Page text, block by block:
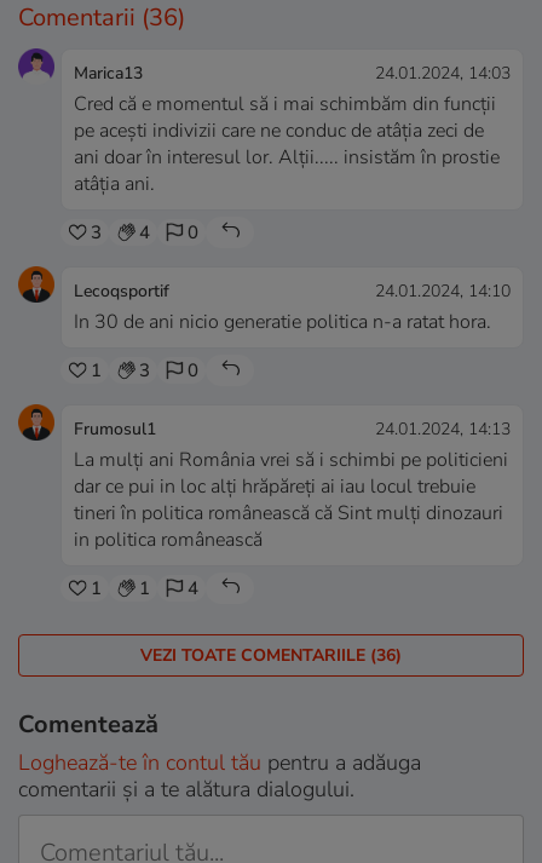
Comentarii (36)
Marica13 24.01.2024, 14:03
Cred că e momentul să i mai schimbăm din funcții
pe acești indivizii care ne conduc de atâția zeci de
ani doar în interesul lor. Alții..... insistăm în prostie
atâția ani.
3 4 0
Lecoqsportif 24.01.2024, 14:10
In 30 de ani nicio generatie politica n-a ratat hora.
1 3 0
Frumosul1 24.01.2024, 14:13
La mulți ani România vrei să i schimbi pe politicieni
dar ce pui in loc alți hrăpăreți ai iau locul trebuie
tineri în politica românească că Sint mulți dinozauri
in politica românească
1 1 4
VEZI TOATE COMENTARIILE (36)
Comentează
Loghează-te în contul tău pentru a adăuga
comentarii și a te alătura dialogului.